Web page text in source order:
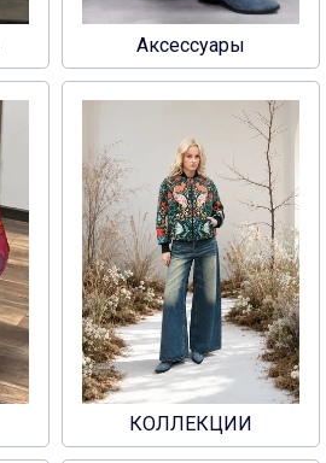
Аксессуары
КОЛЛЕКЦИИ